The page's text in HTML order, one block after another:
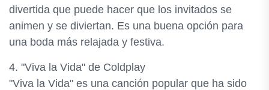
divertida que puede hacer que los invitados se
animen y se diviertan. Es una buena opción para
una boda más relajada y festiva.
4. "Viva la Vida" de Coldplay
"Viva la Vida" es una canción popular que ha sido